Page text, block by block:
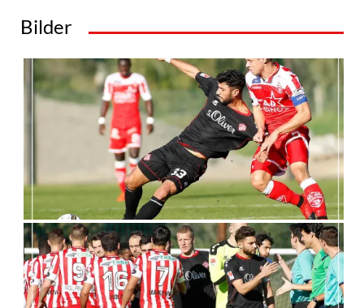
Bilder